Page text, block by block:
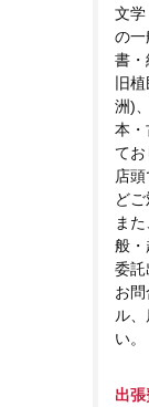
文学
の一
書・
旧
洲)
本・
てお
店
どご
ま
般・
委託
お
ル
い。
出